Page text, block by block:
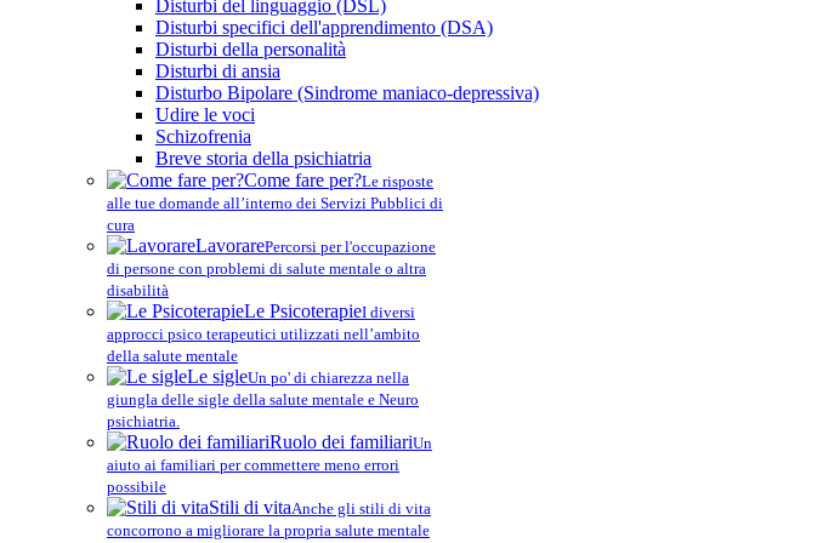
Disturbi del linguaggio (DSL)
Disturbi specifici dell'apprendimento (DSA)
Disturbi della personalità
Disturbi di ansia
Disturbo Bipolare (Sindrome maniaco-depressiva)
Udire le voci
Schizofrenia
Breve storia della psichiatria
Come fare per?Le risposte
alle tue domande all’interno dei Servizi Pubblici di
cura
LavorarePercorsi per l'occupazione
di persone con problemi di salute mentale o altra
disabilità
Le PsicoterapieI diversi
approcci psico terapeutici utilizzati nell’ambito
della salute mentale
Le sigleUn po' di chiarezza nella
giungla delle sigle della salute mentale e Neuro
psichiatria.
Ruolo dei familiariUn
aiuto ai familiari per commettere meno errori
possibile
Stili di vitaAnche gli stili di vita
concorrono a migliorare la propria salute mentale